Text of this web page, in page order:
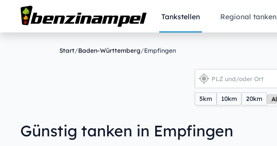
Tankstellen Regional tanken
Start/Baden-Württemberg/Empfingen
5km 10km 20km
Günstig tanken in Empfingen